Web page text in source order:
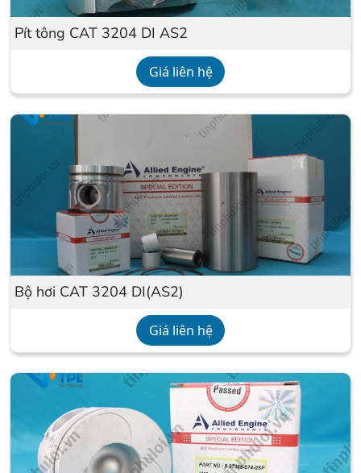
Pít tông CAT 3204 DI AS2
Giá liên hệ
Bộ hơi CAT 3204 DI(AS2)
Giá liên hệ